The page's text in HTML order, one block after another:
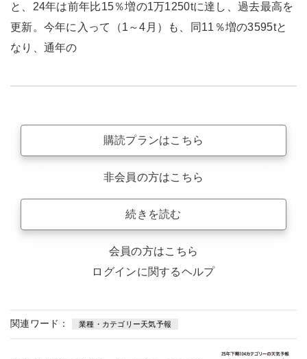
と、24年は前年比15％増の1万1250tに達し、過去最高を
更新。今年に入って（1～4月）も、同11％増の3595tと
なり、通年の
購読プランはこちら
非会員の方はこちら
続きを読む
会員の方はこちら
ログインに関するヘルプ
関連ワード： 業種・カテゴリー天気予報